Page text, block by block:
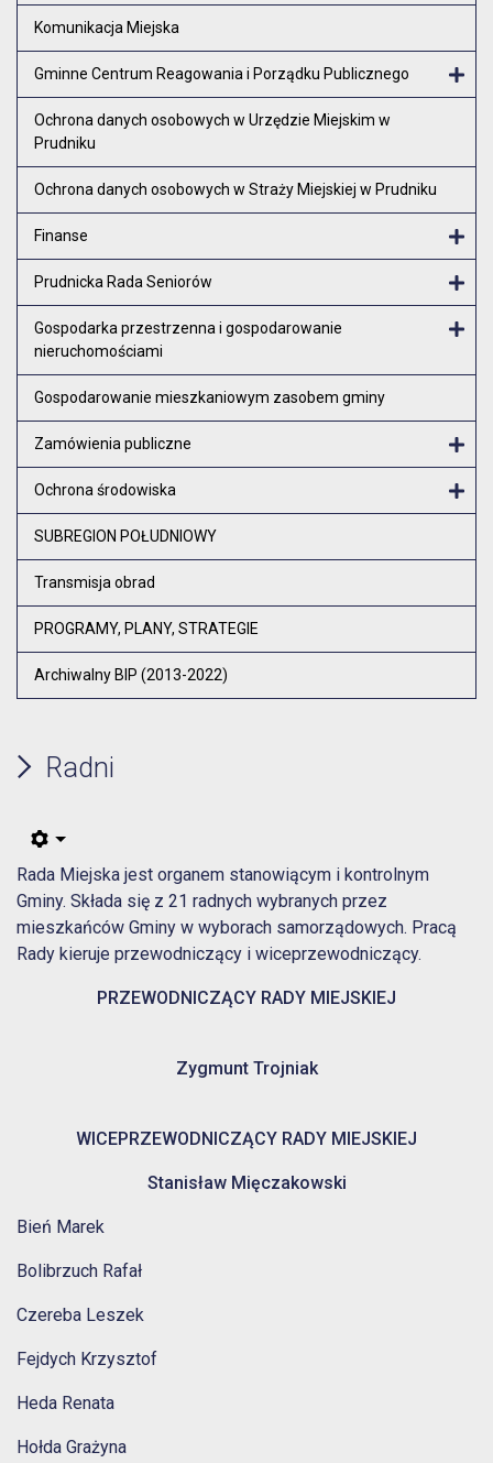
Komunikacja Miejska
Gminne Centrum Reagowania i Porządku Publicznego
Ochrona danych osobowych w Urzędzie Miejskim w
Prudniku
Ochrona danych osobowych w Straży Miejskiej w Prudniku
Finanse
Prudnicka Rada Seniorów
Gospodarka przestrzenna i gospodarowanie
nieruchomościami
Gospodarowanie mieszkaniowym zasobem gminy
Zamówienia publiczne
Ochrona środowiska
SUBREGION POŁUDNIOWY
Transmisja obrad
PROGRAMY, PLANY, STRATEGIE
Archiwalny BIP (2013-2022)
Radni
Rada Miejska jest organem stanowiącym i kontrolnym
Gminy. Składa się z 21 radnych wybranych przez
mieszkańców Gminy w wyborach samorządowych. Pracą
Rady kieruje przewodniczący i wiceprzewodniczący.
PRZEWODNICZĄCY RADY MIEJSKIEJ
Zygmunt Trojniak
WICEPRZEWODNICZĄCY RADY MIEJSKIEJ
Stanisław Mięczakowski
Bień Marek
Bolibrzuch Rafał
Czereba Leszek
Fejdych Krzysztof
Heda Renata
Hołda Grażyna